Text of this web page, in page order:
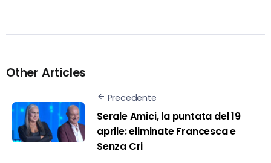
Other Articles
Precedente
Serale Amici, la puntata del 19
aprile: eliminate Francesca e
Senza Cri